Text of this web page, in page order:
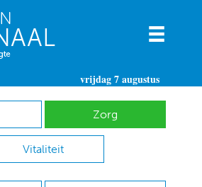
vrijdag 7 augustus
Zorg
Vitaliteit